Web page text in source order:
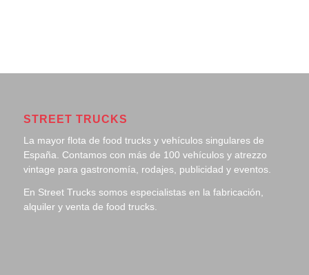
STREET TRUCKS
La mayor flota de food trucks y vehículos singulares de
España. Contamos con más de 100 vehículos y atrezzo
vintage para gastronomía, rodajes, publicidad y eventos.
En Street Trucks somos especialistas en la fabricación,
alquiler y venta de food trucks.